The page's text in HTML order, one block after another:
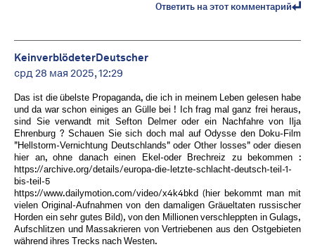
Ответить на этот комментарий
KeinverblödeterDeutscher
срд 28 мая 2025, 12:29
Das ist die übelste Propaganda, die ich in meinem Leben gelesen habe
und da war schon einiges an Gülle bei ! Ich frag mal ganz frei heraus,
sind Sie verwandt mit Sefton Delmer oder ein Nachfahre von Ilja
Ehrenburg ? Schauen Sie sich doch mal auf Odysse den Doku-Film
"Hellstorm-Vernichtung Deutschlands" oder Other losses" oder diesen
hier an, ohne danach einen Ekel-oder Brechreiz zu bekommen :
https://archive.org/details/europa-die-letzte-schlacht-deutsch-teil-1-
bis-teil-5
https://www.dailymotion.com/video/x4k4bkd (hier bekommt man mit
vielen Original-Aufnahmen von den damaligen Gräueltaten russischer
Horden ein sehr gutes Bild), von den Millionen verschleppten in Gulags,
Aufschlitzen und Massakrieren von Vertriebenen aus den Ostgebieten
während ihres Trecks nach Westen.